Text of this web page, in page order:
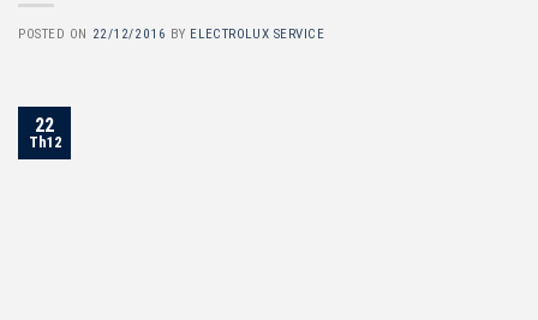
POSTED ON 22/12/2016 BY ELECTROLUX SERVICE
22
Th12